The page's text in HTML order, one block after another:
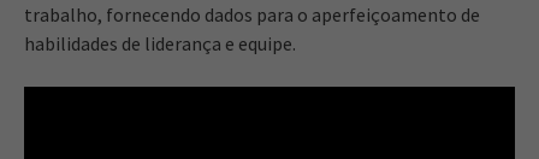
trabalho, fornecendo dados para o aperfeiçoamento de
habilidades de liderança e equipe.